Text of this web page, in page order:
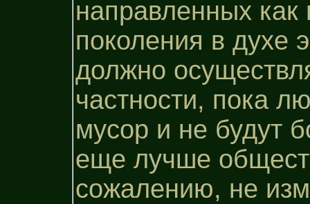
направленных
поколения в духе
должно
частности, пока
мусор и не будут
еще лучше
сожалению, не